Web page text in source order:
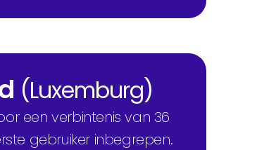
(Luxemburg)
een verbintenis van 36
gebruiker inbegrepen.